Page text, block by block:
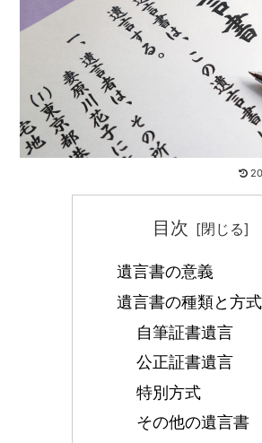
目次
遺言書の意義
遺言書の種類と方式
自筆証書遺言
公正証書遺言
特別方式
その他の遺言書